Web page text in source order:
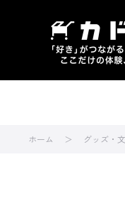
ホーム グッズ・